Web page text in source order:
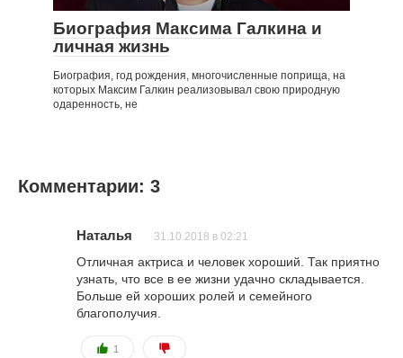
Биография Максима Галкина и
личная жизнь
Биография, год рождения, многочисленные поприща, на
которых Максим Галкин реализовывал свою природную
одаренность, не
Комментарии: 3
Наталья 31.10.2018 в 02:21
Отличная актриса и человек хороший. Так приятно
узнать, что все в ее жизни удачно складывается.
Больше ей хороших ролей и семейного
благополучия.
1